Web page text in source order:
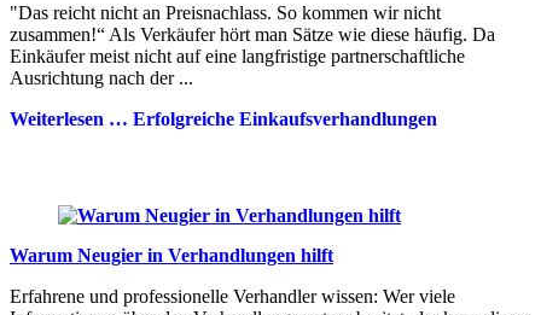
"Das reicht nicht an Preisnachlass. So kommen wir nicht
zusammen!“ Als Verkäufer hört man Sätze wie diese häufig. Da
Einkäufer meist nicht auf eine langfristige partnerschaftliche
Ausrichtung nach der ...
Weiterlesen … Erfolgreiche Einkaufsverhandlungen
Warum Neugier in Verhandlungen hilft
Erfahrene und professionelle Verhandler wissen: Wer viele